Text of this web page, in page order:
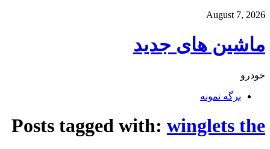
August 7, 2026
ماشین های جدید
خودرو
برگه نمونه
Posts tagged with: winglets the